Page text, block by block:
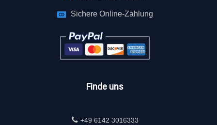
Sichere Online-Zahlung
Finde uns
+49 6142 3016333